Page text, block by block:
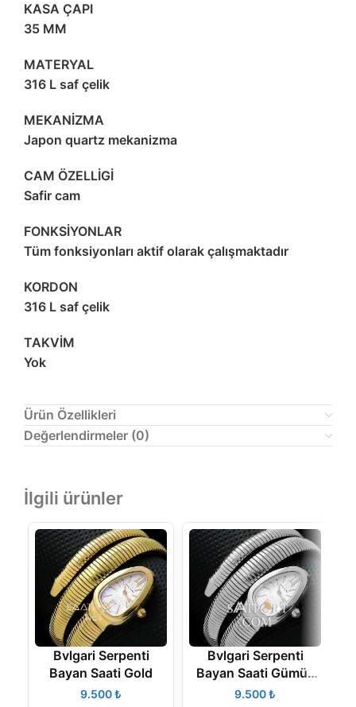
KASA ÇAPI
35 MM
MATERYAL
316 L saf çelik
MEKANİZMA
Japon quartz mekanizma
CAM ÖZELLİGİ
Safir cam
FONKSİYONLAR
Tüm fonksiyonları aktif olarak çalışmaktadır
KORDON
316 L saf çelik
TAKVİM
Yok
Ürün Özellikleri
Değerlendirmeler (0)
İlgili ürünler
Bvlgari Serpenti
Bayan Saati Gold
₺
Bvlgari Serpenti
Bayan Saati Gümüş
Rengi₺